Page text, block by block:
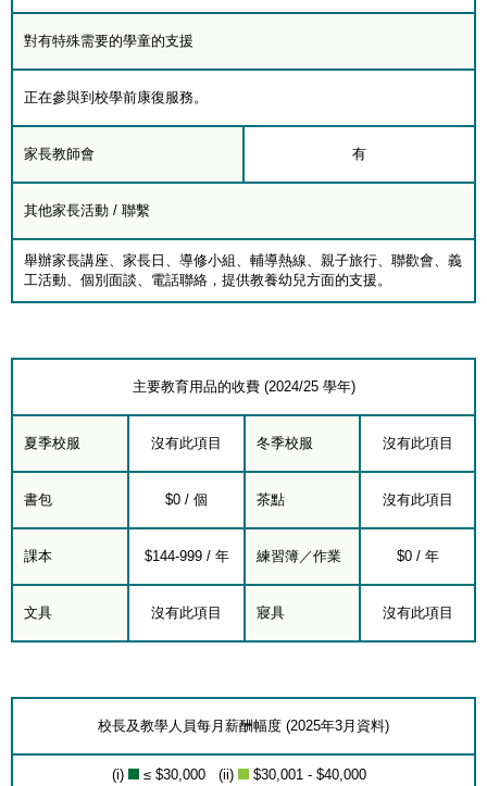
對有特殊需要的學童的支援
正在參與到校學前康復服務。
家長教師會 有
其他家長活動 / 聯繫
舉辦家長講座、家長日、導修小組、輔導熱線、親子旅行、聯歡會、義
工活動、個別面談、電話聯絡，提供教養幼兒方面的支援。
主要教育用品的收費 (2024/25 學年)
夏季校服 沒有此項目 冬季校服 沒有此項目
書包 $0 / 個 茶點 沒有此項目
課本 $144-999 / 年 練習簿／作業 $0 / 年
文具 沒有此項目 寢具 沒有此項目
校長及教學人員每月薪酬幅度 (2025年3月資料)
(i) ≤ $30,000 (ii)
$30,001 - $40,000